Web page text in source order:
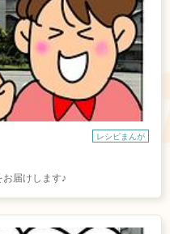
レシピまんが
届けします♪